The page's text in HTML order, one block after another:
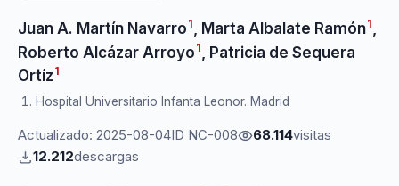
Juan A. Martín Navarro 1 Marta Albalate Ramón1
Roberto Alcázar Arroyo 1
Patricia de Sequera
Ortíz 1
Hospital Universitario Infanta Leonor. Madrid
Actualizado: 2025-08-04ID NC-008 68.114visitas
12.212descargas